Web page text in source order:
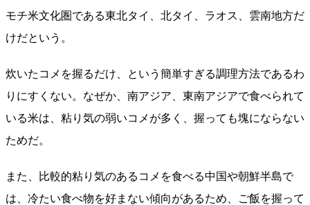
モチ米文化圏である東北タイ、北タイ、ラオス、雲南地方だ
けだという。
炊いたコメを握るだけ、という簡単すぎる調理方法であるわ
りにすくない。なぜか、南アジア、東南アジアで食べられて
いる米は、粘り気の弱いコメが多く、握っても塊にならない
ためだ。
また、比較的粘り気のあるコメを食べる中国や朝鮮半島で
は、冷たい食べ物を好まない傾向があるため、ご飯を握って